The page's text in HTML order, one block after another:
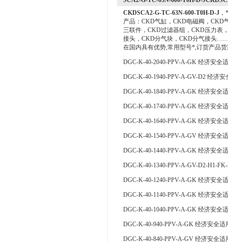
CKDSCA2-G-TC-63N-600-T0H-D-J
产品：CKD气缸，CKD电磁阀，CKD
三联件，CKD过滤器组，CKD压力表
接头，CKD分气块，CKD分气接头
在国内具有优势,常用型号*,订货产品
DGC-K-40-2040-PPV-A-GK 经济安全
DGC-K-40-1940-PPV-A-GV-D2 经济安
DGC-K-40-1840-PPV-A-GK 经济安全
DGC-K-40-1740-PPV-A-GK 经济安全
DGC-K-40-1640-PPV-A-GK 经济安全
DGC-K-40-1540-PPV-A-GV 经济安全
DGC-K-40-1440-PPV-A-GK 经济安全
DGC-K-40-1340-PPV-A-GV-D2-H1-
DGC-K-40-1240-PPV-A-GK 经济安全
DGC-K-40-1140-PPV-A-GK 经济安全
DGC-K-40-1040-PPV-A-GK 经济安全
DGC-K-40-940-PPV-A-GK 经济安全适
DGC-K-40-840-PPV-A-GV 经济安全适